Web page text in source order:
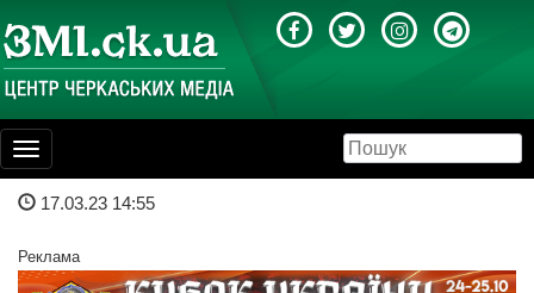
Toggle
navigation
17.03.23 14:55
Реклама